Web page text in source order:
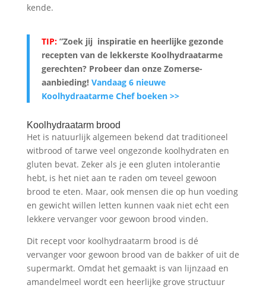
kende.
TIP:”Zoek jij inspiratie en heerlijke gezonde
recepten van de lekkerste Koolhydraatarme
gerechten? Probeer dan onze Zomerse-
aanbieding! Vandaag 6 nieuwe
Koolhydraatarme Chef boeken >>
Koolhydraatarm brood
Het is natuurlijk algemeen bekend dat traditioneel
witbrood of tarwe veel ongezonde koolhydraten en
gluten bevat. Zeker als je een gluten intolerantie
hebt, is het niet aan te raden om teveel gewoon
brood te eten. Maar, ook mensen die op hun voeding
en gewicht willen letten kunnen vaak niet echt een
lekkere vervanger voor gewoon brood vinden.
Dit recept voor koolhydraatarm brood is dé
vervanger voor gewoon brood van de bakker of uit de
supermarkt. Omdat het gemaakt is van lijnzaad en
amandelmeel wordt een heerlijke grove structuur